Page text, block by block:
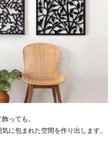
っても。
に包まれた空間を作り出します。